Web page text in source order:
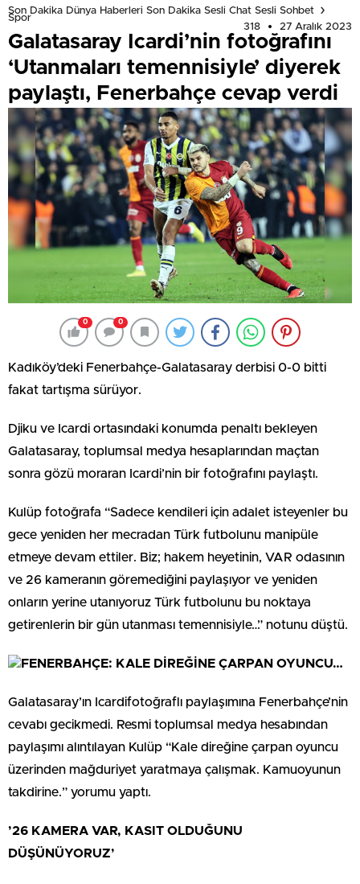
Son Dakika Dünya Haberleri Son Dakika Sesli Chat Sesli Sohbet
Spor
318
27 Aralık 2023
Galatasaray Icardi’nin fotoğrafını
‘Utanmaları temennisiyle’ diyerek
paylaştı, Fenerbahçe cevap verdi
0 0
Kadıköy’deki Fenerbahçe-Galatasaray derbisi 0-0 bitti
fakat tartışma sürüyor.
Djiku ve Icardi ortasındaki konumda penaltı bekleyen
Galatasaray, toplumsal medya hesaplarından maçtan
sonra gözü moraran Icardi’nin bir fotoğrafını paylaştı.
Kulüp fotoğrafa “Sadece kendileri için adalet isteyenler bu
gece yeniden her mecradan Türk futbolunu manipüle
etmeye devam ettiler. Biz; hakem heyetinin, VAR odasının
ve 26 kameranın göremediğini paylaşıyor ve yeniden
onların yerine utanıyoruz Türk futbolunu bu noktaya
getirenlerin bir gün utanması temennisiyle…” notunu düştü.
FENERBAHÇE: KALE DİREĞİNE ÇARPAN OYUNCU…
Galatasaray’ın Icardifotoğraflı paylaşımına Fenerbahçe’nin
cevabı gecikmedi. Resmi toplumsal medya hesabından
paylaşımı alıntılayan Kulüp “Kale direğine çarpan oyuncu
üzerinden mağduriyet yaratmaya çalışmak. Kamuoyunun
takdirine.” yorumu yaptı.
’26 KAMERA VAR, KASIT OLDUĞUNU
DÜŞÜNÜYORUZ’